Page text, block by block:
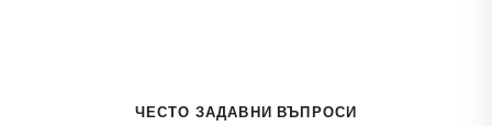
ЧЕСТО ЗАДАВНИ ВЪПРОСИ